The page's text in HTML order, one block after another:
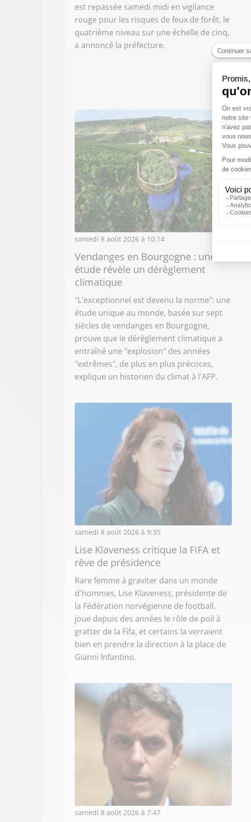
est repassée samedi midi en vigilance
rouge pour les risques de feux de forêt, le
quatrième niveau sur une échelle de cinq,
a annoncé la préfecture.
samedi 8 août 2026 à 10:14
Vendanges en Bourgogne : une
étude révèle un dérèglement
climatique
"L'exceptionnel est devenu la norme": une
étude unique au monde, basée sur sept
siècles de vendanges en Bourgogne,
prouve que le dérèglement climatique a
entraîné une "explosion" des années
"extrêmes", de plus en plus précoces,
explique un historien du climat à l'AFP.
samedi 8 août 2026 à 9:35
Lise Klaveness critique la FIFA et
rêve de présidence
Rare femme à graviter dans un monde
d'hommes, Lise Klaveness, présidente de
la Fédération norvégienne de football,
joue depuis des années le rôle de poil à
gratter de la Fifa, et certains la verraient
bien en prendre la direction à la place de
Gianni Infantino.
samedi 8 août 2026 à 7:47